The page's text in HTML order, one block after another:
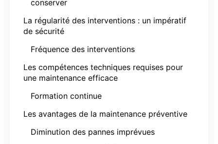
conserver
La régularité des interventions : un impératif
de sécurité
Fréquence des interventions
Les compétences techniques requises pour
une maintenance efficace
Formation continue
Les avantages de la maintenance préventive
Diminution des pannes imprévues